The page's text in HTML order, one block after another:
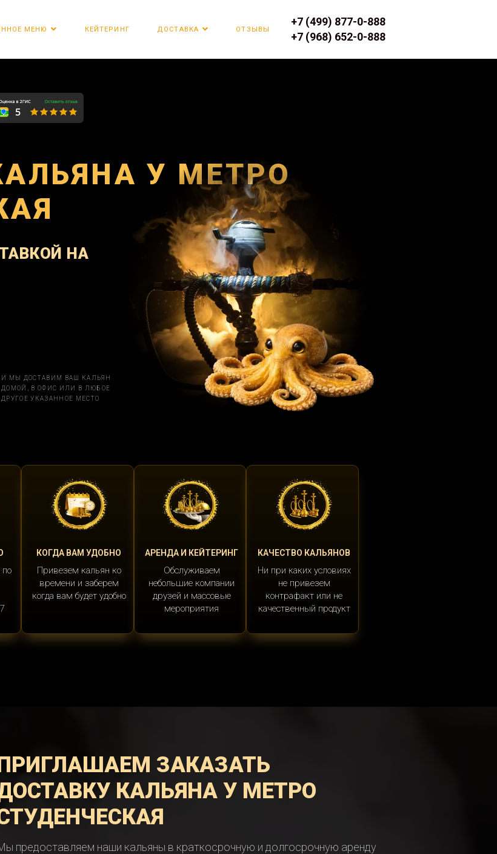
МЕНЮ КЕЙТЕРИНГ ДОСТАВКА ОТЗЫВЫ
+7 (499) 877-0-888
+7 (968) 652-0-888
У МЕТРО
НА
И МЫ ДОСТАВИМ ВАШ КАЛЬЯН
ДОМОЙ, В ОФИС ИЛИ В ЛЮБОЕ
ДРУГОЕ УКАЗАННОЕ МЕСТО
по
КОГДА ВАМ УДОБНО
Привезем кальян ко
времени и заберем
когда вам будет удобно
АРЕНДА И КЕЙТЕРИНГ
Обслуживаем
небольшие компании
друзей и массовые
мероприятия
КАЧЕСТВО КАЛЬЯНОВ
Ни при каких условиях
не привезем
контрафакт или не
качественный продукт
ЗАКАЗАТЬ
КАЛЬЯНА У МЕТРО
предоставляем наши кальяны в краткосрочную и долгосрочную аренду